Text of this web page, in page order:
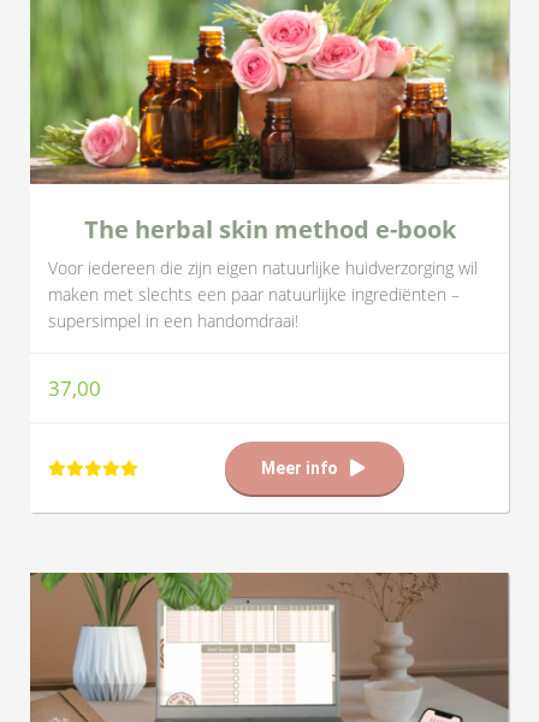
The herbal skin method e-book
Voor iedereen die zijn eigen natuurlijke huidverzorging wil
maken met slechts een paar natuurlijke ingrediënten –
supersimpel in een handomdraai!
37,00
Meer info